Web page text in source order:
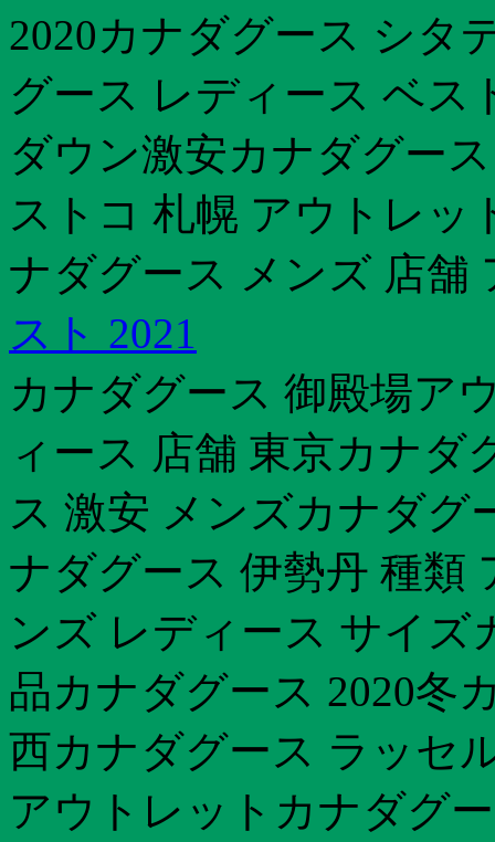
2020カナダグース シタ
グース レディース ベス
ダウン激安カナダグー
ストコ 札幌 アウトレッ
ナダグース メンズ 店舗
スト 2021
カナダグース 御殿場ア
ィース 店舗 東京カナダ
ス 激安 メンズカナダグ
ナダグース 伊勢丹 種類
ンズ レディース サイズ
品カナダグース 2020冬
西カナダグース ラッセ
アウトレットカナダグ